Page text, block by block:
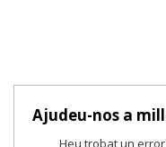
Ajudeu-nos a
Heu trobat un